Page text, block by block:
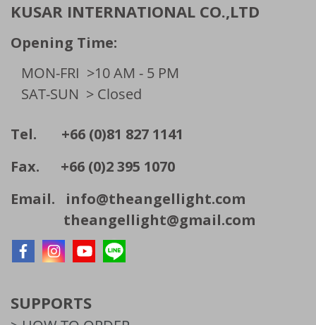
KUSAR INTERNATIONAL CO.,LTD
Opening Time:
MON-FRI >10 AM - 5 PM
SAT-SUN > Closed
Tel. +66 (0)81 827 1141
Fax. +66 (0)2 395 1070
Email. info@theangellight.com
theangellight@gmail.com
SUPPORTS